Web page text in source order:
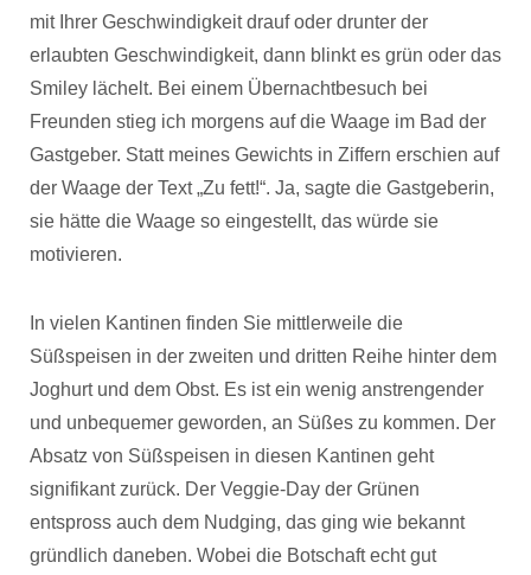
mit Ihrer Geschwindigkeit drauf oder drunter der
erlaubten Geschwindigkeit, dann blinkt es grün oder das
Smiley lächelt. Bei einem Übernachtbesuch bei
Freunden stieg ich morgens auf die Waage im Bad der
Gastgeber. Statt meines Gewichts in Ziffern erschien auf
der Waage der Text „Zu fett!“. Ja, sagte die Gastgeberin,
sie hätte die Waage so eingestellt, das würde sie
motivieren.
In vielen Kantinen finden Sie mittlerweile die
Süßspeisen in der zweiten und dritten Reihe hinter dem
Joghurt und dem Obst. Es ist ein wenig anstrengender
und unbequemer geworden, an Süßes zu kommen. Der
Absatz von Süßspeisen in diesen Kantinen geht
signifikant zurück. Der Veggie-Day der Grünen
entspross auch dem Nudging, das ging wie bekannt
gründlich daneben. Wobei die Botschaft echt gut